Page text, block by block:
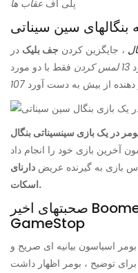
پلی آف عقاب ها
بنگالهای سین سیناتی
، جایگزین کردن جف بلیک در
13 لمس کردن
فقط با دو مورد
دهنده از بیش به دست آورد 107
در یک بازی سینسیناتی بنگال
بازی به گیرنده عریض دارنای
اسکات.
صحبتهای اخیر Boomer Esiason درباره
GameStop
، نزدیک به پایان ژانویه 2021 ، بومر اسیاسون بیانیه ای صریح و
توضیح ، بومر اظهار داشت